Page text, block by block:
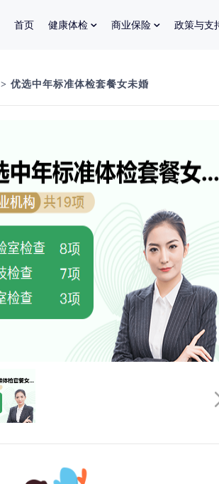
首页 健康体检 商业保险 政策与支
> 优选中年标准体检套餐女未婚